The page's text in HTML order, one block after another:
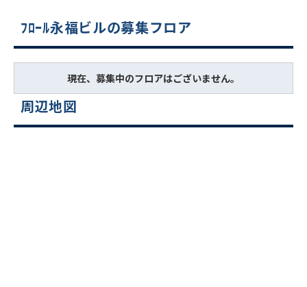
ﾌﾛｰﾙ永福ビルの募集フロア
現在、募集中のフロアはございません。
周辺地図